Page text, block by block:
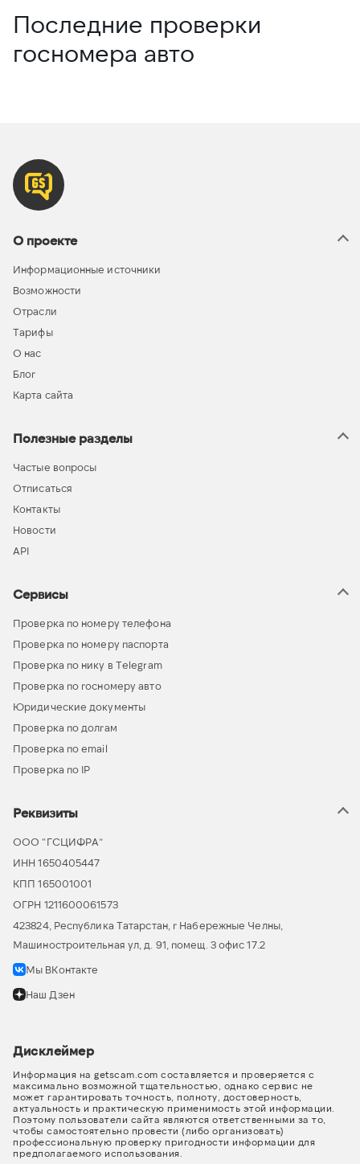
Последние проверки
госномера авто
О проекте
Информационные источники
Возможности
Отрасли
Тарифы
О нас
Блог
Карта сайта
Полезные разделы
Частые вопросы
Отписаться
Контакты
Новости
API
Сервисы
Проверка по номеру телефона
Проверка по номеру паспорта
Проверка по нику в Telegram
Проверка по госномеру авто
Юридические документы
Проверка по долгам
Проверка по email
Проверка по IP
Реквизиты
ООО “ГСЦИФРА”
ИНН 1650405447
КПП 165001001
ОГРН 1211600061573
423824, Республика Татарстан, г Набережные Челны,
Машиностроительная ул, д. 91, помещ. 3 офис 17.2
Мы ВКонтакте
Наш Дзен
Дисклеймер
Информация на getscam.com составляется и проверяется с
максимально возможной тщательностью, однако сервис не
может гарантировать точность, полноту, достоверность,
актуальность и практическую применимость этой информации.
Поэтому пользователи сайта являются ответственными за то,
чтобы самостоятельно провести (либо организовать)
профессиональную проверку пригодности информации для
предполагаемого использования.